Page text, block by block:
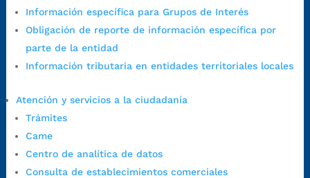
Información específica para Grupos de Interés
Obligación de reporte de información específica por
parte de la entidad
Información tributaria en entidades territoriales locales
Atención y servicios a la ciudadanía
Trámites
Came
Centro de analítica de datos
Consulta de establecimientos comerciales
Horario de Atención:
Lunes a jueves de 7:00 a.m. a 12:00 m y de
1:00 p.m. a 5:30 p.m. / viernes jornada continua en el horario de
7:00 a.m. a 5:00 p.m., con 30 minutos de descanso al medio día.
Horario de Atención CAME (Central):
Lunes a jueves: 7:00 a.m. a 12:00 m y de 1:00 p.m. a 5:30 p.m.